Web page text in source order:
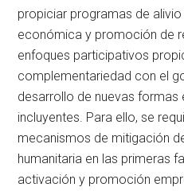
propiciar programas de
económica y promoción de
enfoques participativos
complementariedad con el
desarrollo de nuevas
incluyentes. Para ello, se
mecanismos de mitigación
humanitaria en las primeras
activación y promoción